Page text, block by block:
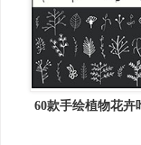
60款手绘植物花